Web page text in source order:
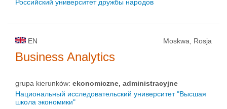
Российский университет дружбы народов
EN Moskwa, Rosja
Business Analytics
grupa kierunków: ekonomiczne, administracyjne
Национальный исследовательский университет "Высшая
школа экономики"